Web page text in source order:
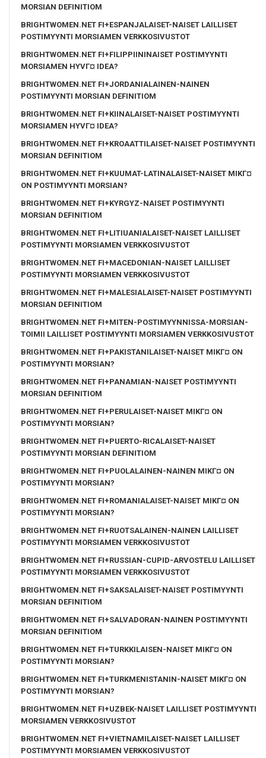
MORSIAN DEFINITIOM
BRIGHTWOMEN.NET FI+ESPANJALAISET-NAISET LAILLISET
POSTIMYYNTI MORSIAMEN VERKKOSIVUSTOT
BRIGHTWOMEN.NET FI+FILIPPIININAISET POSTIMYYNTI
MORSIAMEN HYVГ¤ IDEA?
BRIGHTWOMEN.NET FI+JORDANIALAINEN-NAINEN
POSTIMYYNTI MORSIAN DEFINITIOM
BRIGHTWOMEN.NET FI+KIINALAISET-NAISET POSTIMYYNTI
MORSIAMEN HYVГ¤ IDEA?
BRIGHTWOMEN.NET FI+KROAATTILAISET-NAISET POSTIMYYNTI
MORSIAN DEFINITIOM
BRIGHTWOMEN.NET FI+KUUMAT-LATINALAISET-NAISET MIKГ¤
ON POSTIMYYNTI MORSIAN?
BRIGHTWOMEN.NET FI+KYRGYZ-NAISET POSTIMYYNTI
MORSIAN DEFINITIOM
BRIGHTWOMEN.NET FI+LITIUANIALAISET-NAISET LAILLISET
POSTIMYYNTI MORSIAMEN VERKKOSIVUSTOT
BRIGHTWOMEN.NET FI+MACEDONIAN-NAISET LAILLISET
POSTIMYYNTI MORSIAMEN VERKKOSIVUSTOT
BRIGHTWOMEN.NET FI+MALESIALAISET-NAISET POSTIMYYNTI
MORSIAN DEFINITIOM
BRIGHTWOMEN.NET FI+MITEN-POSTIMYYNNISSA-MORSIAN-
TOIMII LAILLISET POSTIMYYNTI MORSIAMEN VERKKOSIVUSTOT
BRIGHTWOMEN.NET FI+PAKISTANILAISET-NAISET MIKГ¤ ON
POSTIMYYNTI MORSIAN?
BRIGHTWOMEN.NET FI+PANAMIAN-NAISET POSTIMYYNTI
MORSIAN DEFINITIOM
BRIGHTWOMEN.NET FI+PERULAISET-NAISET MIKГ¤ ON
POSTIMYYNTI MORSIAN?
BRIGHTWOMEN.NET FI+PUERTO-RICALAISET-NAISET
POSTIMYYNTI MORSIAN DEFINITIOM
BRIGHTWOMEN.NET FI+PUOLALAINEN-NAINEN MIKГ¤ ON
POSTIMYYNTI MORSIAN?
BRIGHTWOMEN.NET FI+ROMANIALAISET-NAISET MIKГ¤ ON
POSTIMYYNTI MORSIAN?
BRIGHTWOMEN.NET FI+RUOTSALAINEN-NAINEN LAILLISET
POSTIMYYNTI MORSIAMEN VERKKOSIVUSTOT
BRIGHTWOMEN.NET FI+RUSSIAN-CUPID-ARVOSTELU LAILLISET
POSTIMYYNTI MORSIAMEN VERKKOSIVUSTOT
BRIGHTWOMEN.NET FI+SAKSALAISET-NAISET POSTIMYYNTI
MORSIAN DEFINITIOM
BRIGHTWOMEN.NET FI+SALVADORAN-NAINEN POSTIMYYNTI
MORSIAN DEFINITIOM
BRIGHTWOMEN.NET FI+TURKKILAISEN-NAISET MIKГ¤ ON
POSTIMYYNTI MORSIAN?
BRIGHTWOMEN.NET FI+TURKMENISTANIN-NAISET MIKГ¤ ON
POSTIMYYNTI MORSIAN?
BRIGHTWOMEN.NET FI+UZBEK-NAISET LAILLISET POSTIMYYNTI
MORSIAMEN VERKKOSIVUSTOT
BRIGHTWOMEN.NET FI+VIETNAMILAISET-NAISET LAILLISET
POSTIMYYNTI MORSIAMEN VERKKOSIVUSTOT